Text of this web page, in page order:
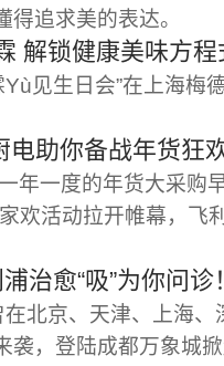
追求美的表达。
解锁健康美味方程
见生日会”在上海梅
电助你备战年货狂
年一度的年货大采购
欢活动拉开帷幕，飞
治愈“吸”为你问诊
北京、天津、上海、
袭，登陆成都万象城